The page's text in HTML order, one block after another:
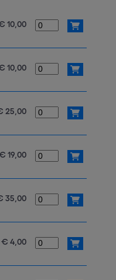
10,00
10,00
25,00
19,00
35,00
€ 4,00